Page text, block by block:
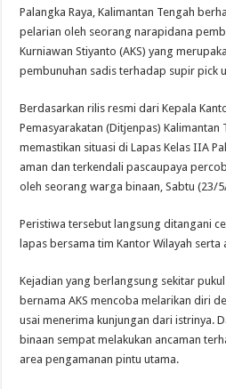
Palangka Raya, Kalimantan Tengah
pelarian oleh seorang narapidana
Kurniawan Stiyanto (AKS) yang
pembunuhan sadis terhadap supir pick
Berdasarkan rilis resmi dari Kepala
Pemasyarakatan (Ditjenpas) Kalimantan
memastikan situasi di Lapas Kelas IIA
aman dan terkendali pascaupaya
oleh seorang warga binaan, Sabtu (23/
Peristiwa tersebut langsung ditangani
lapas bersama tim Kantor Wilayah
Kejadian yang berlangsung sekitar
bernama AKS mencoba melarikan diri
usai menerima kunjungan dari istrinya.
binaan sempat melakukan ancaman
area pengamanan pintu utama.